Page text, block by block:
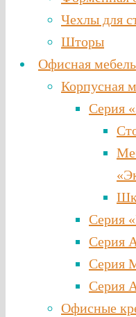
Чехлы для
Шторы
Офисная мебель
Корпусная
Серия
Серия
Серия
Серия
Серия
Офисные